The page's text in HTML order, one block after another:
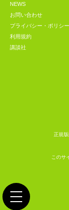
toggle
NEWS
お問い合わせ
プライバシー・ポリシー
利用規約
講談社
正規
このサ